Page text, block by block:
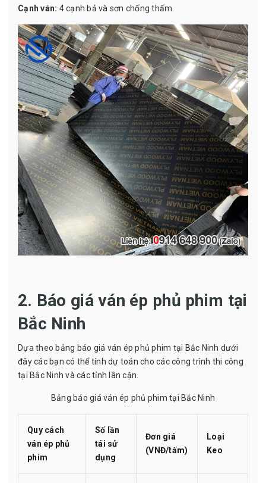
Cạnh ván: 4 cạnh bả và sơn chống thấm.
2. Báo giá ván ép phủ phim tại
Bắc Ninh
Dựa theo bảng báo giá ván ép phủ phim tại Bắc Ninh dưới
đây các bạn có thể tính dự toán cho các công trình thi công
tại Bắc Ninh và các tỉnh lân cận.
Bảng báo giá ván ép phủ phim tại Bắc Ninh
Quy cách
ván ép phủ
phim
Số lần
tái sử
dụng
Đơn giá
(VNĐ/tấm)
Loại
Keo